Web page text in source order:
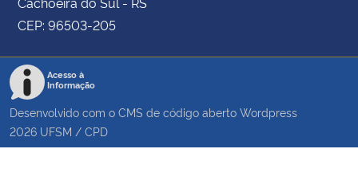
CEP: 96503-205
Acesso à
Informação
Desenvolvido com o CMS de código aberto Wordpress
2026 UFSM / CPD